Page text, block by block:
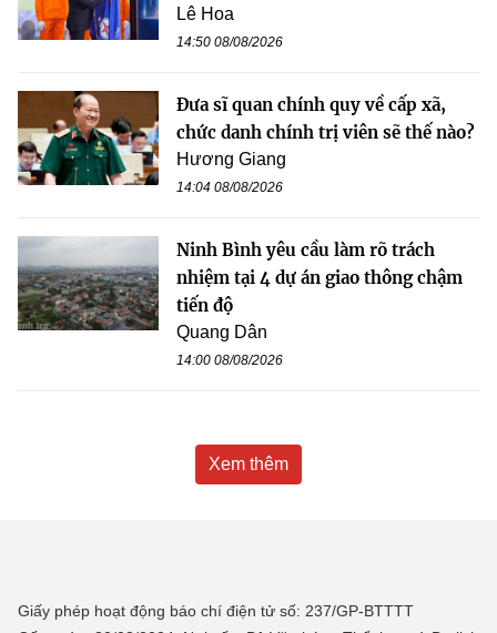
Lê Hoa
14:50 08/08/2026
Đưa sĩ quan chính quy về cấp xã,
chức danh chính trị viên sẽ thế nào?
Hương Giang
14:04 08/08/2026
Ninh Bình yêu cầu làm rõ trách
nhiệm tại 4 dự án giao thông chậm
tiến độ
Quang Dân
14:00 08/08/2026
Xem thêm
Giấy phép hoạt động báo chí điện tử số: 237/GP-BTTTT